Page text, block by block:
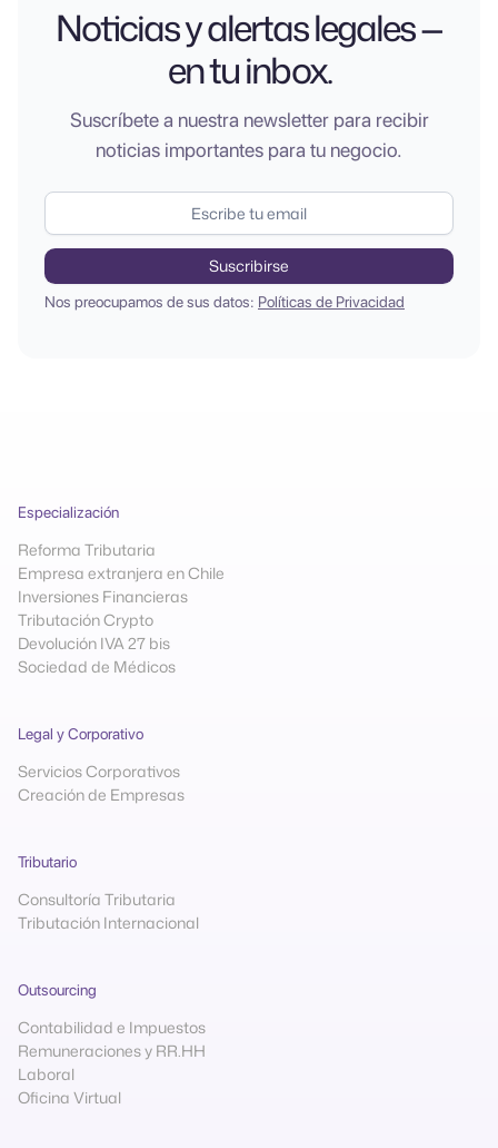
Noticias y alertas legales —
en tu inbox.
Suscríbete a nuestra newsletter para recibir
noticias importantes para tu negocio.
Nos preocupamos de sus datos: Políticas de Privacidad
Especialización
Reforma Tributaria
Empresa extranjera en Chile
Inversiones Financieras
Tributación Crypto
Devolución IVA 27 bis
Sociedad de Médicos
Legal y Corporativo
Servicios Corporativos
Creación de Empresas
Tributario
Consultoría Tributaria
Tributación Internacional
Outsourcing
Contabilidad e Impuestos
Remuneraciones y RR.HH
Laboral
Oficina Virtual